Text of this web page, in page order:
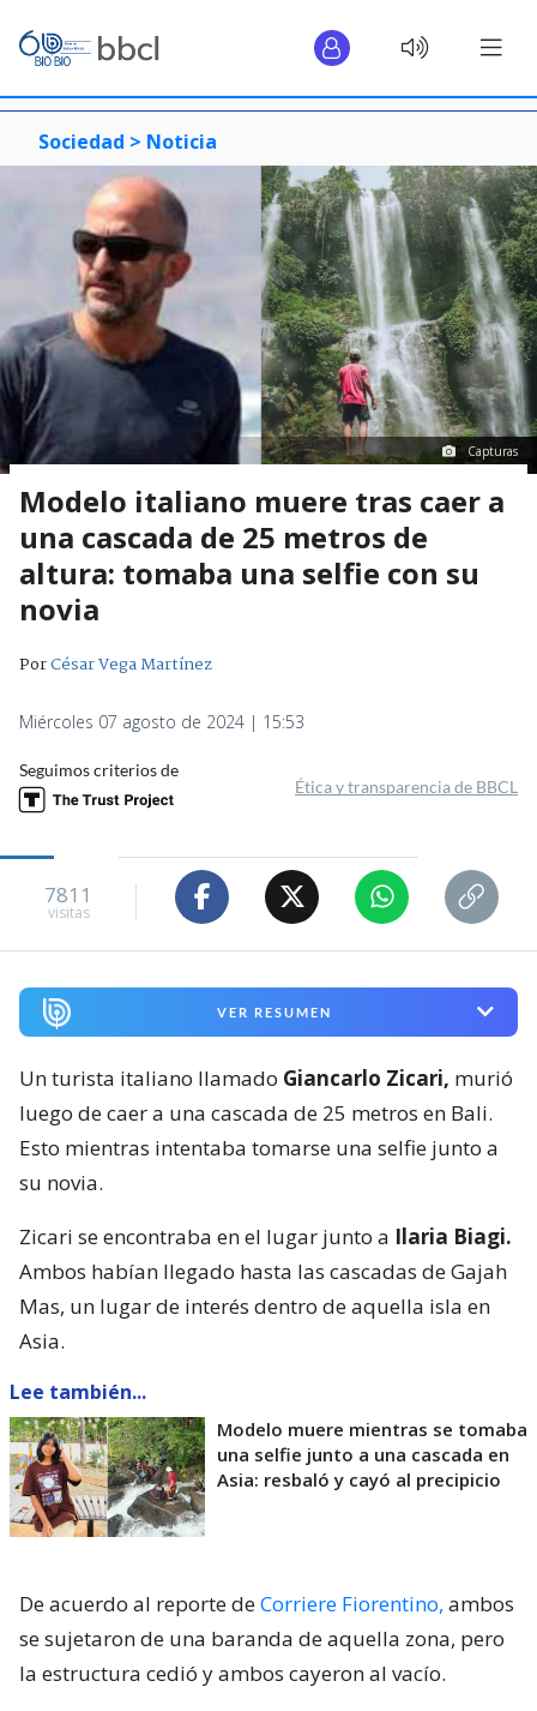
Sociedad > Noticia
Capturas
Modelo italiano muere tras caer a
una cascada de 25 metros de
altura: tomaba una selfie con su
novia
PorCésar Vega Martínez
Miércoles 07 agosto de 2024 | 15:53
Seguimos criterios de
Ética y transparencia de BBCL
7811
visitas
VER RESUMEN
Un turista italiano llamado Giancarlo Zicari, murió
luego de caer a una cascada de 25 metros en Bali.
Esto mientras intentaba tomarse una selfie junto a
su novia.
Zicari se encontraba en el lugar junto a Ilaria Biagi.
Ambos habían llegado hasta las cascadas de Gajah
Mas, un lugar de interés dentro de aquella isla en
Asia.
Lee también...
Modelo muere mientras se tomaba
una selfie junto a una cascada en
Asia: resbaló y cayó al precipicio
De acuerdo al reporte deCorriere Fiorentino, ambos
se sujetaron de una baranda de aquella zona, pero
la estructura cedió y ambos cayeron al vacío.